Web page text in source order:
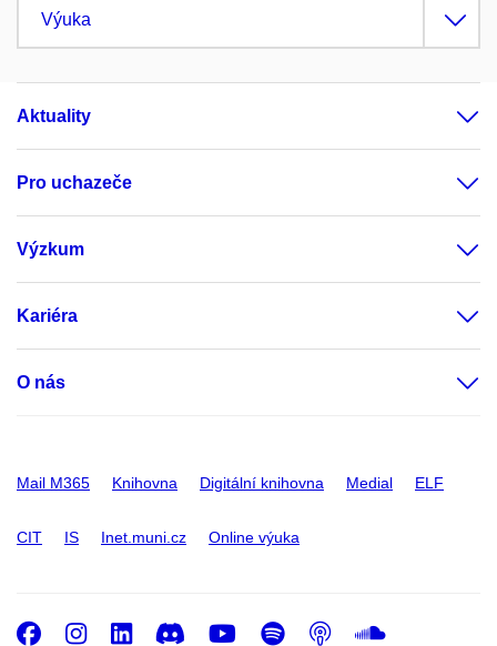
Výuka
Aktuality
Pro uchazeče
Výzkum
Kariéra
O nás
Mail M365 Knihovna Digitální knihovna Medial ELF
CIT IS Inet.muni.cz Online výuka
Facebook
Instagram
LinkedIn
DiscordYoutube
Spotify
Podcast